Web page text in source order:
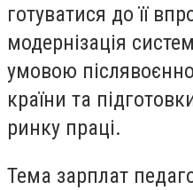
готуватися до її
модернізація
умовою
країни та
ринку праці.
Тема зарплат